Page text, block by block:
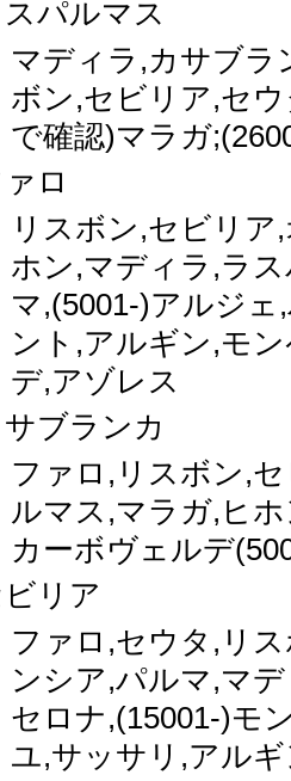
パルマス
マディラ,カサブラ
ボン,セビリア,セ
で確認)マラガ
ロ
リスボン,セビリ
ホン,マディラ,ラ
マ,(5001-)アルジ
ント,アルギン,モ
デ,アゾレス
サブランカ
ファロ,リスボン,
ルマス,マラガ,ヒ
カーボヴェルデ
リア
ファロ,セウタ,リ
ンシア,パルマ,マ
セロナ,(15001-)モ
ユ,サッサリ,アル